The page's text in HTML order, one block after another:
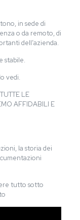
in sede di
o da remoto, di
dell’azienda.
stabile.
vedi.
LE
AFFIDABILI E
la storia dei
tutto sotto